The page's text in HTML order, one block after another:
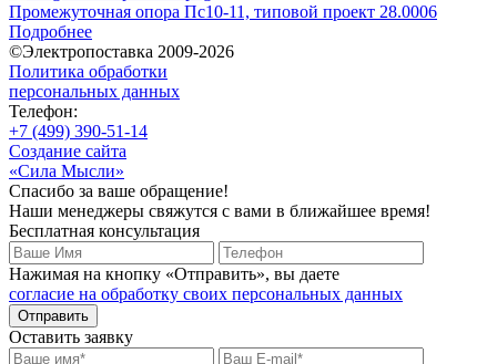
Промежуточная опора Пс10-11, типовой проект 28.0006
Подробнее
©Электропоставка 2009-2026
Политика обработки
персональных данных
Телефон:
+7 (499) 390-51-14
Создание сайта
«Сила Мысли»
Спасибо за ваше обращение!
Наши менеджеры свяжутся с вами в ближайшее время!
Бесплатная консультация
Нажимая на кнопку «Отправить», вы даете
согласие на обработку своих персональных данных
Отправить
Оставить заявку